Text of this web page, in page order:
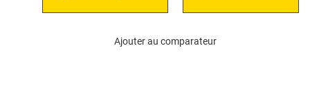
Ajouter au comparateur